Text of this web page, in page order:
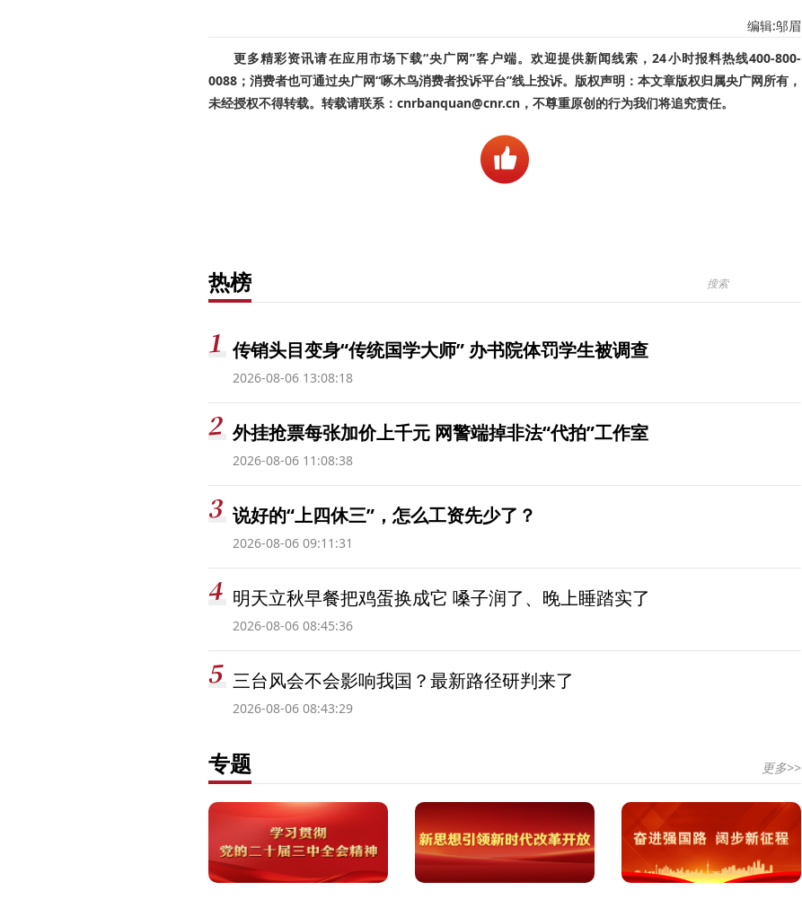
编辑:邬眉
更多精彩资讯请在应用市场下载“央广网”客户端。欢迎提供新闻线索，24小时报料热线400-800-
0088；消费者也可通过央广网“啄木鸟消费者投诉平台”线上投诉。版权声明：本文章版权归属央广网所有，
未经授权不得转载。转载请联系：cnrbanquan@cnr.cn，不尊重原创的行为我们将追究责任。
热榜
传销头目变身“传统国学大师” 办书院体罚学生被调查
2026-08-06 13:08:18
外挂抢票每张加价上千元 网警端掉非法“代拍”工作室
2026-08-06 11:08:38
说好的“上四休三”，怎么工资先少了？
2026-08-06 09:11:31
明天立秋早餐把鸡蛋换成它 嗓子润了、晚上睡踏实了
2026-08-06 08:45:36
三台风会不会影响我国？最新路径研判来了
2026-08-06 08:43:29
专题 更多>>